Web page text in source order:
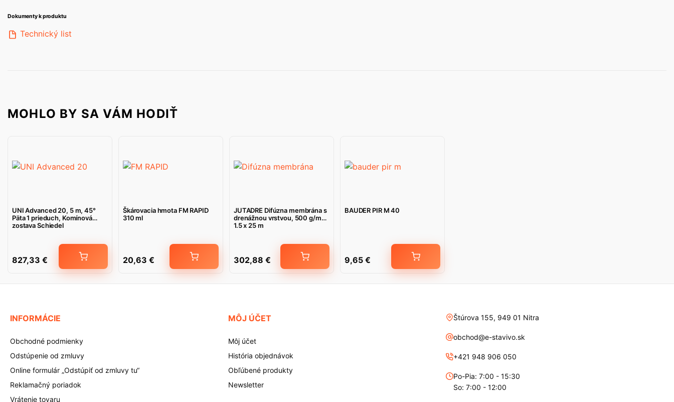
Dokumenty k produktu
Technický list
MOHLO BY SA VÁM HODIŤ
UNI Advanced 20, 5 m, 45°
Päta 1 prieduch, Komínová
zostava Schiedel
827,33 €
Škárovacia hmota FM RAPID
310 ml
20,63 €
JUTADRE Difúzna membrána s
drenážnou vrstvou, 500 g/m2,
1.5 x 25 m
302,88 €
BAUDER PIR M 40
9,65 €
INFORMÁCIE
Obchodné podmienky
Odstúpenie od zmluvy
Online formulár „Odstúpiť od zmluvy tu“
Reklamačný poriadok
Vrátenie tovaru
MÔJ ÚČET
Môj účet
História objednávok
Obľúbené produkty
Newsletter
Štúrova 155, 949 01 Nitra
obchod@e-stavivo.sk
+421 948 906 050
Po-Pia: 7:00 - 15:30
So: 7:00 - 12:00